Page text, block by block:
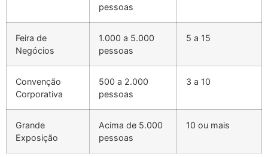
pessoas
Feira de
Negócios
1.000 a 5.000
pessoas
5 a 15
Convenção
Corporativa
500 a 2.000
pessoas
3 a 10
Grande
Exposição
Acima de 5.000
pessoas
10 ou mais